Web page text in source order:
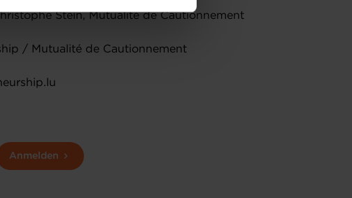
de protection des données
Stein, Mutualité de Cautionnement
/ Mutualité de Cautionnement
Anmelden